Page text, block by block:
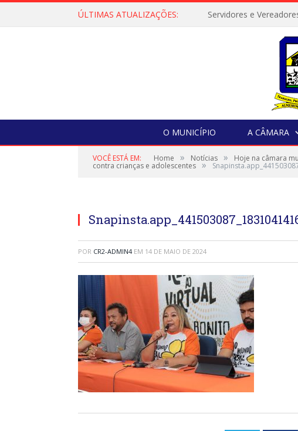
ÚLTIMAS ATUALIZAÇÕES:
O MUNICÍPIO A CÂMARA
VOCÊ ESTÁ EM: Home » Notícias » Hoje na câmara
contra crianças e adolescentes »
POR CR2-ADMIN4 EM 14 DE MAIO DE 2024